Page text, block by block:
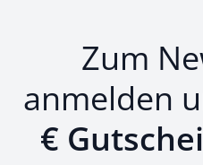
Zum
anmelden
€